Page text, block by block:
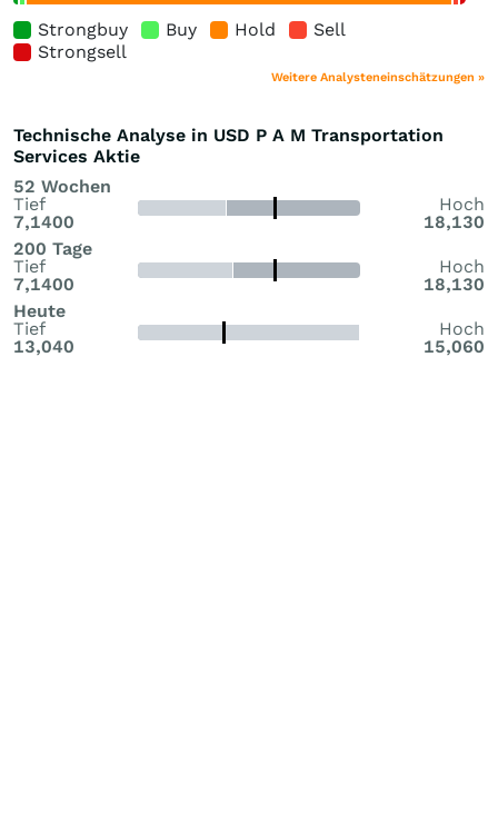
Strongbuy Buy Hold
Sell
Strongsell
Weitere Analysteneinschätzungen »
Technische Analyse in USD P A M Transportation
Services Aktie
52 Wochen
Tief
7,1400
Hoch
18,130
200 Tage
Tief
7,1400
Hoch
18,130
Heute
Tief
13,040
Hoch
15,060